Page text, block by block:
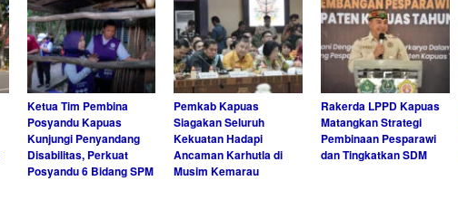
Ketua Tim Pembina
Posyandu Kapuas
Kunjungi Penyandang
Disabilitas, Perkuat
Posyandu 6 Bidang SPM
Pemkab Kapuas
Siagakan Seluruh
Kekuatan Hadapi
Ancaman Karhutla di
Musim Kemarau
Rakerda LPPD Kapuas
Matangkan Strategi
Pembinaan Pesparawi
dan Tingkatkan SDM